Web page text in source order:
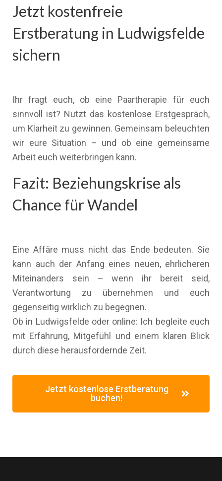
Jetzt kostenfreie
Erstberatung in Ludwigsfelde
sichern
Ihr fragt euch, ob eine Paartherapie für euch
sinnvoll ist? Nutzt das kostenlose Erstgespräch,
um Klarheit zu gewinnen. Gemeinsam beleuchten
wir eure Situation – und ob eine gemeinsame
Arbeit euch weiterbringen kann.
Fazit: Beziehungskrise als
Chance für Wandel
Eine Affäre muss nicht das Ende bedeuten. Sie
kann auch der Anfang eines neuen, ehrlicheren
Miteinanders sein – wenn ihr bereit seid,
Verantwortung zu übernehmen und euch
gegenseitig wirklich zu begegnen.
Ob in Ludwigsfelde oder online: Ich begleite euch
mit Erfahrung, Mitgefühl und einem klaren Blick
durch diese herausfordernde Zeit.
Jetzt kostenlose Erstberatung
buchen!